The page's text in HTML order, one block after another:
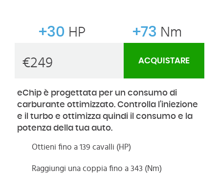
+30 HP +73 Nm
€249 ACQUISTARE
eChip è progettata per un consumo di
carburante ottimizzato. Controlla l'iniezione
e il turbo e ottimizza quindi il consumo e la
potenza della tua auto.
Ottieni fino a 139 cavalli (HP)
Raggiungi una coppia fino a 343 (Nm)